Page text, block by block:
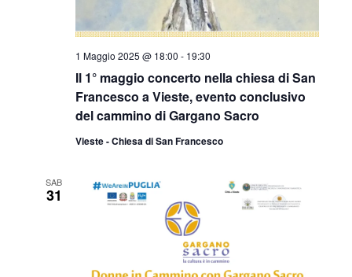
Il 1° maggio concerto nella chiesa di San
Francesco a Vieste, evento conclusivo
del cammino di Gargano Sacro
1 Maggio 2025 @ 18:00 - 19:30
Vieste - Chiesa di San Francesco
SAB
31